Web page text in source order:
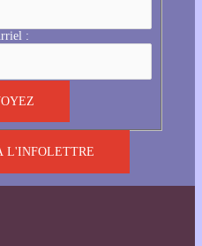
:
L'INFOLETTRE